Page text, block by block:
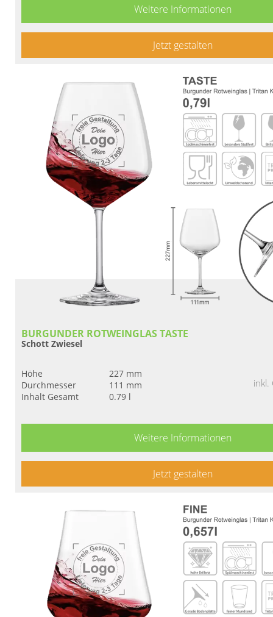
Weitere Informationen
Jetzt gestalten
BURGUNDER ROTWEINGLAS TASTE
Schott Zwiesel
Höhe
227 mm
Durchmesser
111 mm
Inhalt Gesamt
0.79 l
inkl.
Weitere Informationen
Jetzt gestalten